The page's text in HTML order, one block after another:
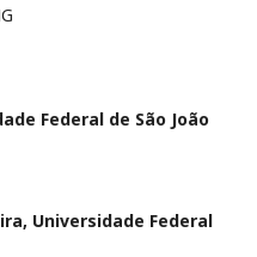
Federal de São João
Universidade Federal